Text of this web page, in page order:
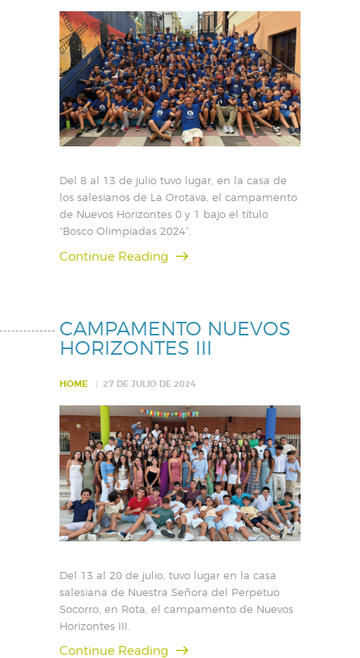
Del 8 al 13 de julio tuvo lugar, en la casa de
los salesianos de La Orotava, el campamento
de Nuevos Horizontes 0 y 1 bajo el título
“Bosco Olimpiadas 2024”.
Continue Reading
CAMPAMENTO NUEVOS
HORIZONTES III
HOME 27 DE JULIO DE 2024
Del 13 al 20 de julio, tuvo lugar en la casa
salesiana de Nuestra Señora del Perpetuo
Socorro, en Rota, el campamento de Nuevos
Horizontes III.
Continue Reading